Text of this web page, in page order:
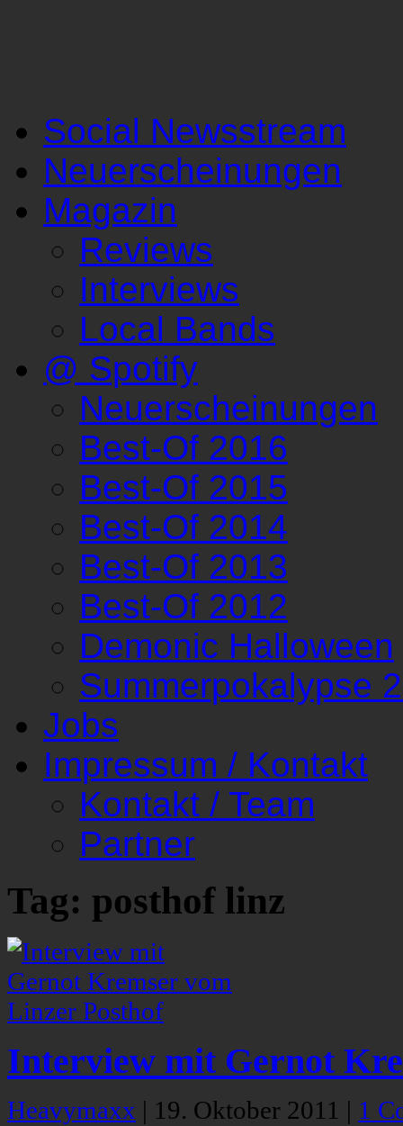
Social Newsstream
Neuerscheinungen
Magazin
Reviews
Interviews
Local Bands
@ Spotify
Neuerscheinungen
Best-Of 2016
Best-Of 2015
Best-Of 2014
Best-Of 2013
Best-Of 2012
Demonic Halloween
Summerpokalypse
Jobs
Impressum / Kontakt
Kontakt / Team
Partner
Tag: posthof linz
Interview mit Gernot
Heavymaxx | 19. Oktober 2011 | 1